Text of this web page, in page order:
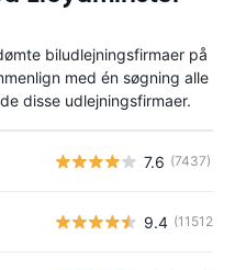
biludlejningsfirmaer på
med én søgning alle
disse udlejningsfirmaer.
7.6 (7437)
9.4 (11512)